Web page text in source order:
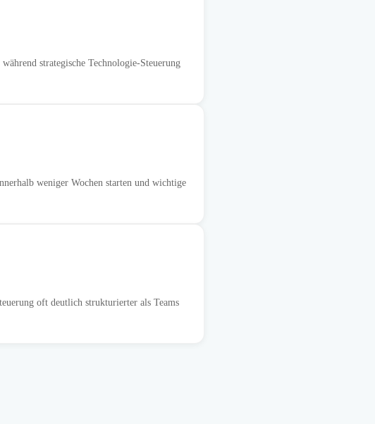
strategische Technologie-Steuerung
weniger Wochen starten und wichtige
oft deutlich strukturierter als Teams